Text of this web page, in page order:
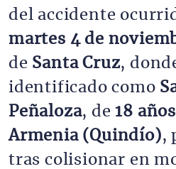
del accidente
martes 4 de
de Santa Cruz,
identificado como
Peñaloza, de18
Armenia (Quindío),
tras colisionar en